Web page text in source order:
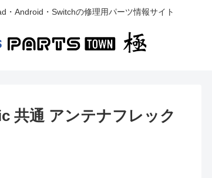
・Android・Switchの修理用パーツ情報サイト
共通 アンテナフレック